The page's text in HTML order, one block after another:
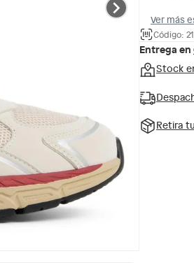
Ver más
Código:
Entrega en
Stock
Retira